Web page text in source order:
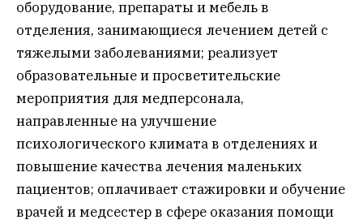
оборудование, препараты и мебель в
отделения, занимающиеся лечением детей с
тяжелыми заболеваниями; реализует
образовательные и просветительские
мероприятия для медперсонала,
направленные на улучшение
психологического климата в отделениях и
повышение качества лечения маленьких
пациентов; оплачивает стажировки и обучение
врачей и медсестер в сфере оказания помощи